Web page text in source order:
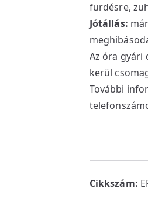
fürdésre,
Jótállás:
Az óra gyári
kerül
További
Cikkszám: